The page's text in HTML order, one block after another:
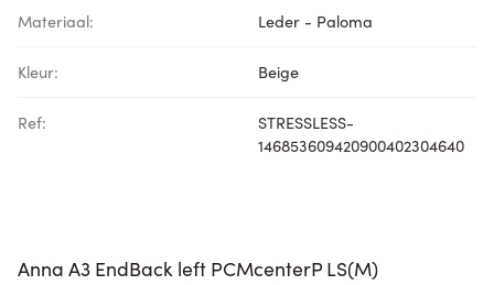
Materiaal: Leder - Paloma
Kleur: Beige
Ref:
STRESSLESS-
146853609420900402304640
Anna A3 EndBack left PCMcenterP LS(M)